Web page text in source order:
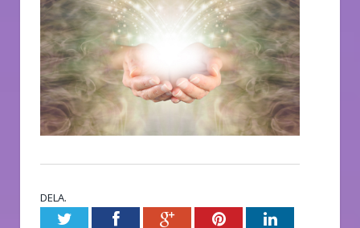
DELA.
TwitterFacebookGoogle+PinterestLinkedIn